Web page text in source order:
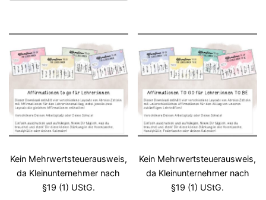
Kein Mehrwertsteuerausweis,
da Kleinunternehmer nach
§19 (1) UStG.
Kein Mehrwertsteuerausweis,
da Kleinunternehmer nach
§19 (1) UStG.